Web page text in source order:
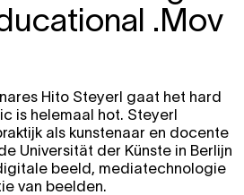
.Mov
Hito Steyerl gaat het hard
is helemaal hot. Steyerl
als kunstenaar en docente
Universität der Künste in Berlijn
beeld, mediatechnologie
van beelden.